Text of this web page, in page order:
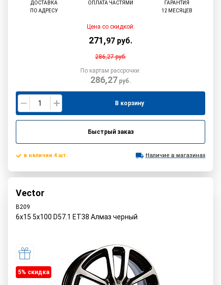
ДОСТАВКА
ПО АДРЕСУ
ОПЛАТА ЧАСТЯМИ
ГАРАНТИЯ
12 МЕСЯЦЕВ
Цена со скидкой:
271,97 руб.
286,27руб.
По картам рассрочки:
286,27 руб.
В корзину
Быстрый заказ
в наличии 4 шт. Наличие в магазинах
Vector
B209
6x15 5x100 D57.1 ET38 Алмаз черный
5% cкидка